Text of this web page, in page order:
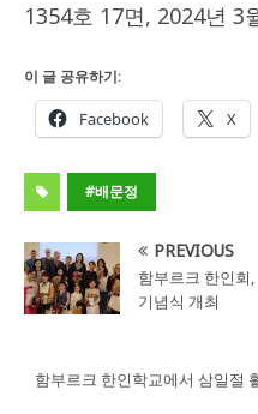
1354호 17면, 2024년 3
이 글 공유하기:
Facebook X
#배문정
PREVIOUS
함부르크 한인회
기념식 개최
함부르크 한인학교에서 삼일절